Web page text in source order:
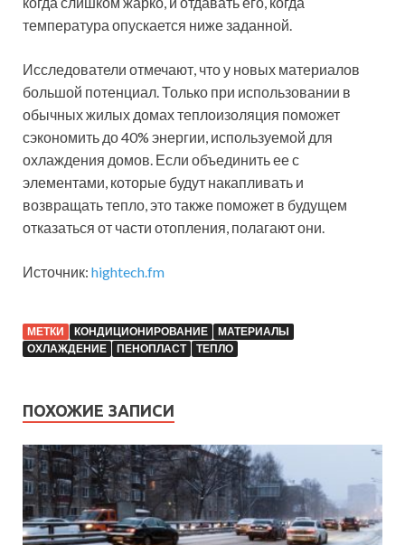
температура опускается ниже заданной.
Исследователи отмечают, что у новых материалов
большой потенциал. Только при использовании в
обычных жилых домах теплоизоляция поможет
сэкономить до 40% энергии, используемой для
охлаждения домов. Если объединить ее с
элементами, которые будут накапливать и
возвращать тепло, это также поможет в будущем
отказаться от части отопления, полагают они.
Источник: hightech.fm
МЕТКИ КОНДИЦИОНИРОВАНИЕ
МАТЕРИАЛЫ
ОХЛАЖДЕНИЕ
ПЕНОПЛАСТ ТЕПЛО
ПОХОЖИЕ ЗАПИСИ